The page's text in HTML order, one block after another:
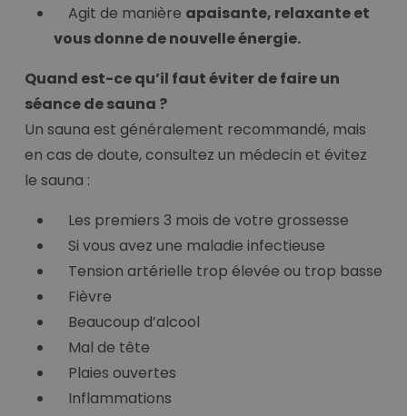
Agit de manière apaisante, relaxante et
vous donne de nouvelle énergie.
Quand est-ce qu’il faut éviter de faire un
séance de sauna ?
Un sauna est généralement recommandé, mais
en cas de doute, consultez un médecin et évitez
le sauna :
Les premiers 3 mois de votre grossesse
Si vous avez une maladie infectieuse
Tension artérielle trop élevée ou trop basse
Fièvre
Beaucoup d’alcool
Mal de tête
Plaies ouvertes
Inflammations